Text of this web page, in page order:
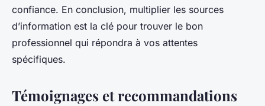
confiance. En conclusion, multiplier les sources
d’information est la clé pour trouver le bon
professionnel qui répondra à vos attentes
spécifiques.
Témoignages et recommandations